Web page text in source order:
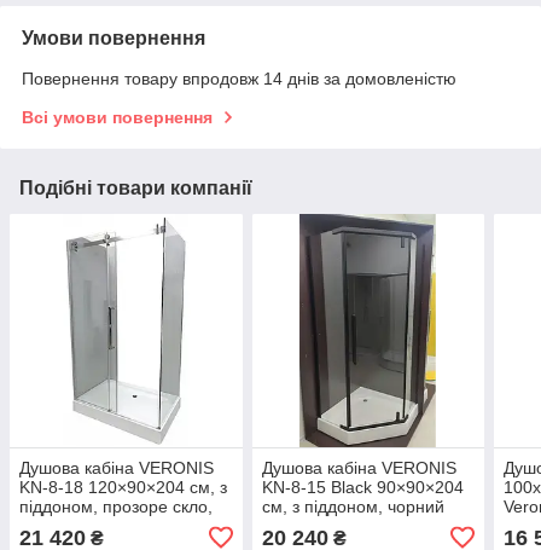
Умови повернення
Повернення товару впродовж 14 днів за домовленістю
Всі умови повернення
Подібні товари компанії
Душова кабіна VERONIS
KN-8-18 120×90×204 см, з
піддоном, прозоре скло,
21 420 ₴
Душова кабіна VERONIS
KN-8-15 Black 90×90×204
см, з піддоном, чорний
20 240₴ 16